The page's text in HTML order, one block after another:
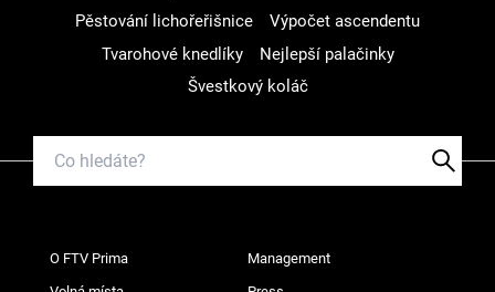
Pěstování lichořeřišnice
Výpočet ascendentu
Tvarohové knedlíky
Nejlepší palačinky
Švestkový koláč
O FTV Prima Management